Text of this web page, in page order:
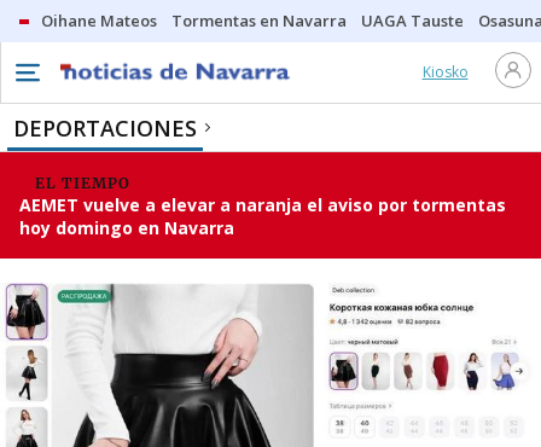
Oihane Mateos Tormentas en Navarra UAGA Tauste
Kiosko
DEPORTACIONES
EL TIEMPO
AEMET vuelve a elevar a naranja el aviso por tormentas
hoy domingo en Navarra